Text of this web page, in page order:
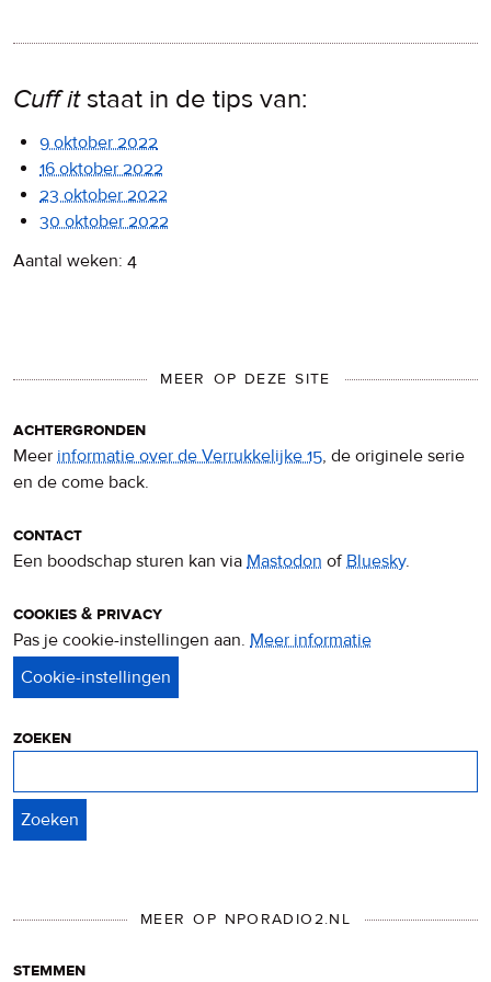
Cuff itstaat in de tips van:
9 oktober 2022
16 oktober 2022
23 oktober 2022
30 oktober 2022
Aantal weken: 4
MEER OP DEZE SITE
achtergronden
Meer informatie over de Verrukkelijke 15, de originele serie
en de come back.
contact
Een boodschap sturen kan via Mastodon ofBluesky.
cookies & privacy
Pas je cookie-instellingen aan. Meer informatie
zoeken
MEER OP NPORADIO2.NL
stemmen